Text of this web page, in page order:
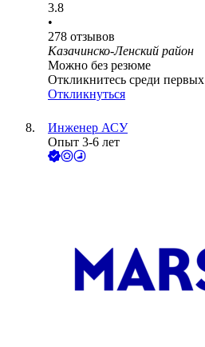
3.8
•
278 отзывов
Казачинско-Ленский район
Можно без резюме
Откликнитесь среди первых
Откликнуться
Инженер АСУ
Опыт 3-6 лет